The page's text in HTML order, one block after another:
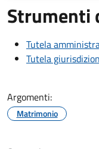
Strumenti
Tutela
Tutela
Argomenti:
Matrimonio